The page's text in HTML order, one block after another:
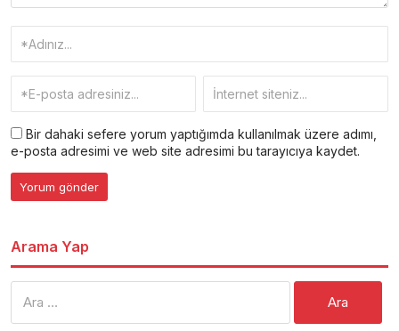
Bir dahaki sefere yorum yaptığımda kullanılmak üzere adımı,
e-posta adresimi ve web site adresimi bu tarayıcıya kaydet.
Arama Yap